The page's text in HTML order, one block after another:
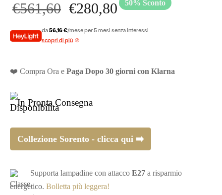
50% Sconto
€561,60 Il prezzo
originale
€280,80Il prezzo
attuale
da56,16 €/mese per 5 mesi senza interessi
scopri di più
❤️ Compra Ora e Paga Dopo 30 giorni con Klarna
In Pronta Consegna
Collezione Sorento - clicca qui ➡️
Supporta lampadine con attacco E27 a risparmio
energetico. Bolletta più leggera!
a sospensione vetro
a gabbia
per camera da letto
per ingresso